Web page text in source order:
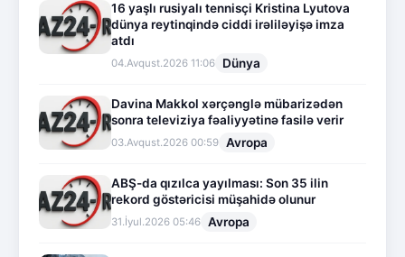
16 yaşlı rusiyalı tennisçi Kristina Lyutova
dünya reytinqində ciddi irəliləyişə imza
atdı
04.Avqust.2026 11:06 Dünya
Davina Makkol xərçənglə mübarizədən
sonra televiziya fəaliyyətinə fasilə verir
03.Avqust.2026 00:59 Avropa
ABŞ-da qızılca yayılması: Son 35 ilin
rekord göstəricisi müşahidə olunur
31.İyul.2026 05:46 Avropa